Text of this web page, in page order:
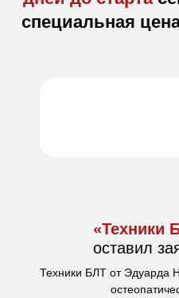
специальная
«Техники
оставил
Техники БЛТ от Эдуарда